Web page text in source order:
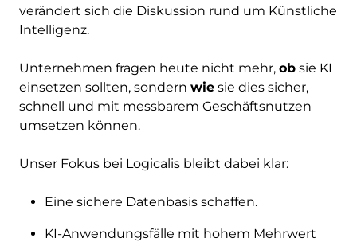
verändert sich die Diskussion rund um Künstliche
Intelligenz.
Unternehmen fragen heute nicht mehr, ob sie KI
einsetzen sollten, sondern wie sie dies sicher,
schnell und mit messbarem Geschäftsnutzen
umsetzen können.
Unser Fokus bei Logicalis bleibt dabei klar:
Eine sichere Datenbasis schaffen.
KI-Anwendungsfälle mit hohem Mehrwert